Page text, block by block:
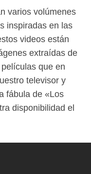
varios volúmenes
inspiradas en las
videos están
extraídas de
que en
televisor y
fábula de «Los
disponibilidad el